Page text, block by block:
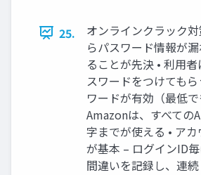
25.
オンラインクラック
らパスワード情報が
ることが先決 • 利用
スワードをつけても
ワードが有効（最低
Amazonは、すべての
字までが使える • ア
が基本 – ログインID
間違いを記録し、連